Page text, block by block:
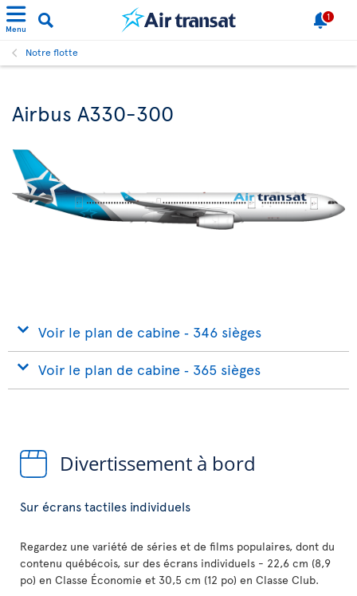
Menu
1
Notre flotte
Airbus A330-300
Voir le plan de cabine ‐ 346 sièges
Voir le plan de cabine ‐ 365 sièges
Divertissement à bord
Sur écrans tactiles individuels
Regardez une variété de séries et de films populaires, dont du
contenu québécois, sur des écrans individuels - 22,6 cm (8,9
po) en Classe Économie et 30,5 cm (12 po) en Classe Club.